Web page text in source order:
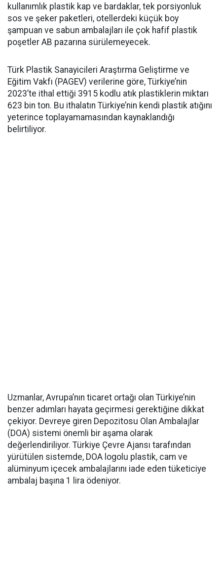
kullanımlık plastik kap ve bardaklar, tek porsiyonluk
sos ve şeker paketleri, otellerdeki küçük boy
şampuan ve sabun ambalajları ile çok hafif plastik
poşetler AB pazarına sürülemeyecek.
Türk Plastik Sanayicileri Araştırma Geliştirme ve
Eğitim Vakfı (PAGEV) verilerine göre, Türkiye’nin
2023’te ithal ettiği 3915 kodlu atık plastiklerin miktarı
623 bin ton. Bu ithalatın Türkiye’nin kendi plastik atığını
yeterince toplayamamasından kaynaklandığı
belirtiliyor.
Uzmanlar, Avrupa’nın ticaret ortağı olan Türkiye’nin
benzer adımları hayata geçirmesi gerektiğine dikkat
çekiyor. Devreye giren Depozitosu Olan Ambalajlar
(DOA) sistemi önemli bir aşama olarak
değerlendiriliyor. Türkiye Çevre Ajansı tarafından
yürütülen sistemde, DOA logolu plastik, cam ve
alüminyum içecek ambalajlarını iade eden tüketiciye
ambalaj başına 1 lira ödeniyor.